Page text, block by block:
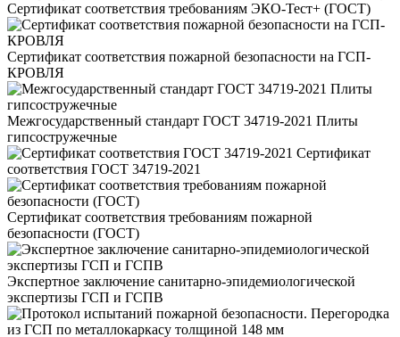
Сертификат соответствия требованиям ЭКО-Тест+ (ГОСТ)
Сертификат соответствия пожарной безопасности на ГСП-
КРОВЛЯ
Межгосударственный стандарт ГОСТ 34719-2021 Плиты
гипсостружечные
Сертификат
соответствия ГОСТ 34719-2021
Сертификат соответствия требованиям пожарной
безопасности (ГОСТ)
Экспертное заключение санитарно-эпидемиологической
экспертизы ГСП и ГСПВ